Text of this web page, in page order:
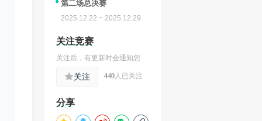
第二场总决赛
2025.12.22 ~ 2025.12.29
关注竞赛
关注后，有更新时会通知您
关注 440人已关注
分享